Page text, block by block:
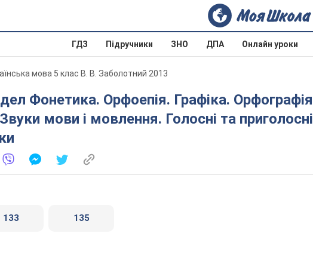
ГДЗ Підручники ЗНО ДПА Онлайн уроки
мова 5 клас В. В. Заболотний 2013
мови і мовлення. Голосні та приголосні
133 135